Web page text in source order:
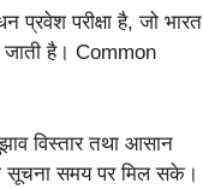
परीक्षा है, जो भारत
है। Common
विस्तार तथा आसान
समय पर मिल सके।